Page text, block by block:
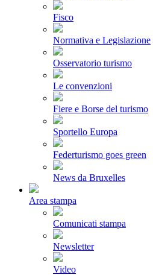
Fisco
Normativa e Legislazione
Osservatorio turismo
Le convenzioni
Fiere e Borse del turismo
Sportello Europa
Federturismo goes green
News da Bruxelles
Area stampa
Comunicati stampa
Newsletter
Video